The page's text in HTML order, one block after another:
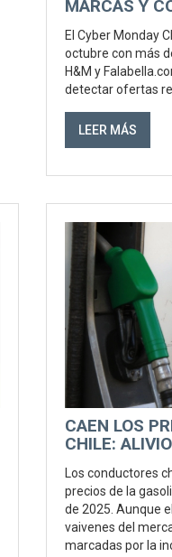
MARCAS Y
El Cyber Monday
octubre con más
H&M y
detectar ofertas
LEER MÁS
CAEN LOS
CHILE:
Los conductores
precios de la
de 2025. Aunque
vaivenes del
marcadas por la